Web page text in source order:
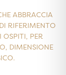
ABBRACCIA
RIFERIMENTO
OSPITI, PER
DIMENSIONE